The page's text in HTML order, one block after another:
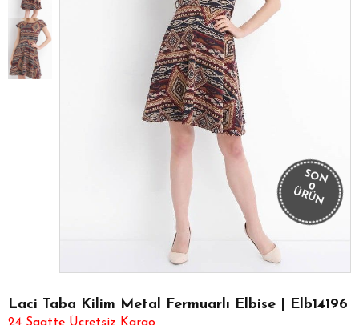
SON
0
ÜRÜN
Laci Taba Kilim Metal Fermuarlı Elbise | Elb14196
24 Saatte Ücretsiz Kargo